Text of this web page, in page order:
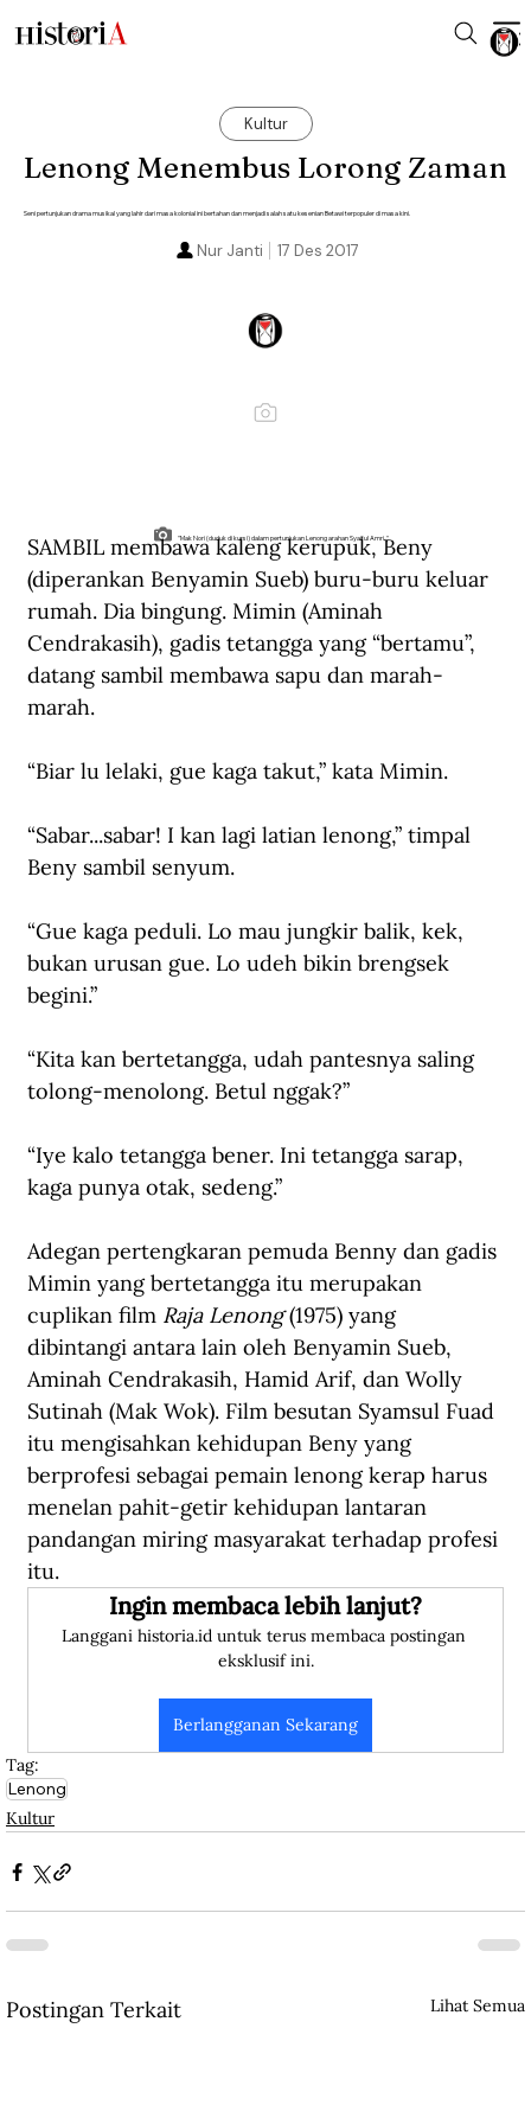
Kultur
Lenong Menembus Lorong Zaman
Seni pertunjukan drama musikal yang lahir dari masa kolonial ini bertahan dan menjadi salah satu kesenian Betawi terpopuler di masa kini.
17 Des 2017
Nur Janti
"Mak Nori (duduk di kursi) dalam pertunjukan Lenong arahan Syaiful Amri. "
SAMBIL membawa kaleng kerupuk, Beny
(diperankan Benyamin Sueb) buru-buru keluar
rumah. Dia bingung. Mimin (Aminah
Cendrakasih), gadis tetangga yang “bertamu”,
datang sambil membawa sapu dan marah-
marah.
“Biar lu lelaki, gue kaga takut,” kata Mimin.
“Sabar...sabar! I kan lagi latian lenong,” timpal
Beny sambil senyum.
“Gue kaga peduli. Lo mau jungkir balik, kek,
bukan urusan gue. Lo udeh bikin brengsek
begini.”
“Kita kan bertetangga, udah pantesnya saling
tolong-menolong. Betul nggak?”
“Iye kalo tetangga bener. Ini tetangga sarap,
kaga punya otak, sedeng.”
Adegan pertengkaran pemuda Benny dan gadis
Mimin yang bertetangga itu merupakan
cuplikan film Raja Lenong (1975) yang
dibintangi antara lain oleh Benyamin Sueb,
Aminah Cendrakasih, Hamid Arif, dan Wolly
Sutinah (Mak Wok). Film besutan Syamsul Fuad
itu mengisahkan kehidupan Beny yang
berprofesi sebagai pemain lenong kerap harus
menelan pahit-getir kehidupan lantaran
pandangan miring masyarakat terhadap profesi
itu.
Ingin membaca lebih lanjut?
Langgani historia.id untuk terus membaca postingan
eksklusif ini.
Berlangganan Sekarang
Tag:
Lenong
Kultur
Postingan Terkait Lihat Semua